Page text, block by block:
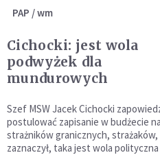
PAP / wm
Cichocki: jest wola
podwyżek dla
mundurowych
Szef MSW Jacek Cichocki
postulować zapisanie w budżecie
strażników granicznych, strażaków,
zaznaczył, taka jest wola